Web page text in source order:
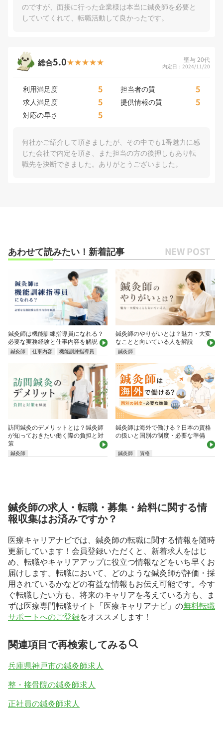
のですが、面接に行った企業様は本当に鍼灸師を必要と
していてくれて、転職活動して良かったです。
総合5.0 聖与 20代
内定日：2024/11/20
利用満足度 5 担当者の質 5
求人満足度 5 提供情報の質 5
対応の早さ 5
何社かご紹介して頂きましたが、その中でも1番魅力に感
じた会社で内定を頂き、また担当の方の後押しもあり転
職先を決断できました。ありがとうございました。
あわせて読みたい！新着記事
鍼灸師は機能訓練指導員になれる？
必要な実務経験と仕事内容を解説
鍼灸師 仕事内容 機能訓練指導員
鍼灸師のやりがいとは？魅力・大変
なことと向いている人を解説
鍼灸師
訪問鍼灸のデメリットとは？鍼灸師
が知っておきたい働く際の負担と対
策
鍼灸師
鍼灸師は海外で働ける？日本の資格
の扱いと国別の制度・必要な準備
鍼灸師 資格
鍼灸師の求人・転職・募集・給料に関する情
報収集はお済みですか？
医療キャリアナビでは、鍼灸師の転職に関する情報を随時
更新しています！会員登録いただくと、新着求人をはじ
め、転職やキャリアアップに役立つ情報などをいち早くお
届けします。転職において、どのような鍼灸師が評価・採
用されているかなどの有益な情報もお伝え可能です。今す
ぐ転職したい方も、将来のキャリアを考えている方も、ま
ずは医療専門転職サイト「医療キャリアナビ」の無料転職
サポートへのご登録をオススメします！
関連項目で再検索してみる
兵庫県神戸市の鍼灸師求人
整・接骨院の鍼灸師求人
正社員の鍼灸師求人